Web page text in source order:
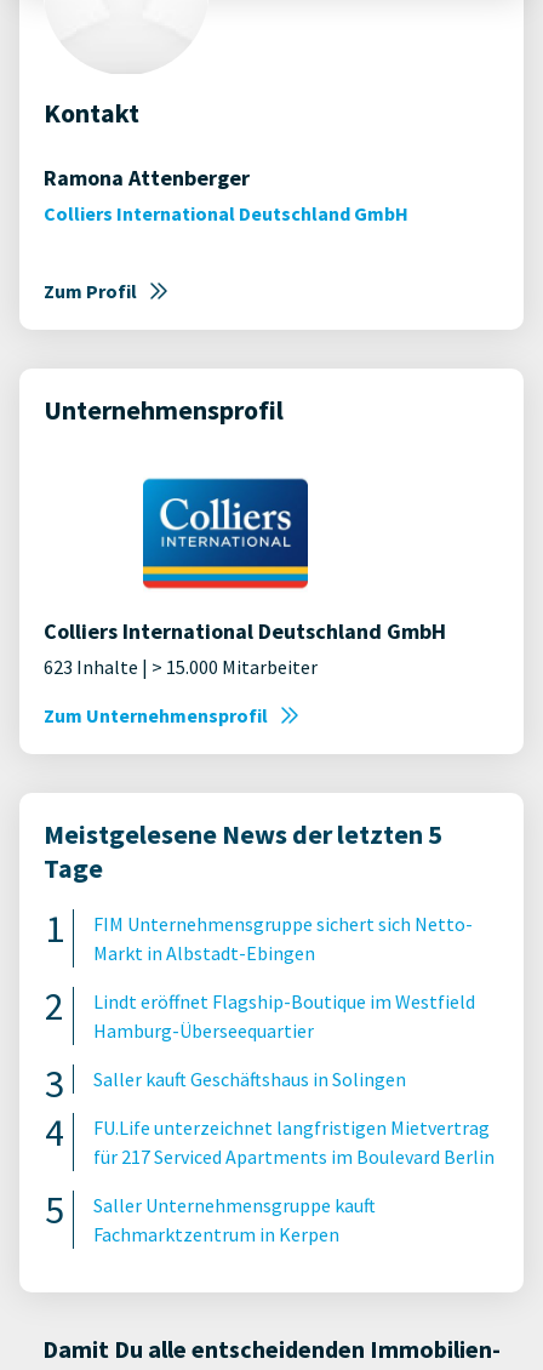
Kontakt
Ramona Attenberger
Colliers International Deutschland GmbH
Zum Profil
Unternehmensprofil
Colliers International Deutschland GmbH
623 Inhalte | > 15.000 Mitarbeiter
Zum Unternehmensprofil
Meistgelesene News der letzten 5
Tage
FIM Unternehmensgruppe sichert sich Netto-
Markt in Albstadt-Ebingen
Lindt eröffnet Flagship-Boutique im Westfield
Hamburg-Überseequartier
Saller kauft Geschäftshaus in Solingen
FU.Life unterzeichnet langfristigen Mietvertrag
für 217 Serviced Apartments im Boulevard Berlin
Saller Unternehmensgruppe kauft
Fachmarktzentrum in Kerpen
Damit Du alle entscheidenden Immobilien-